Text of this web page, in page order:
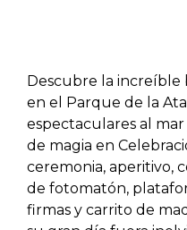
Descubre la increíble
en el Parque de la
espectaculares al
de magia en
ceremonia, aperitivo,
de fotomatón,
firmas y carrito de